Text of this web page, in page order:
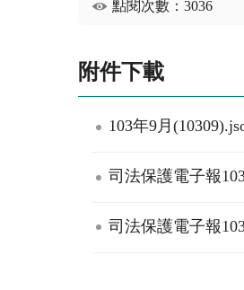
點閱次數：3036
附件下載
103年9月
司法保護電子報
司法保護電子報